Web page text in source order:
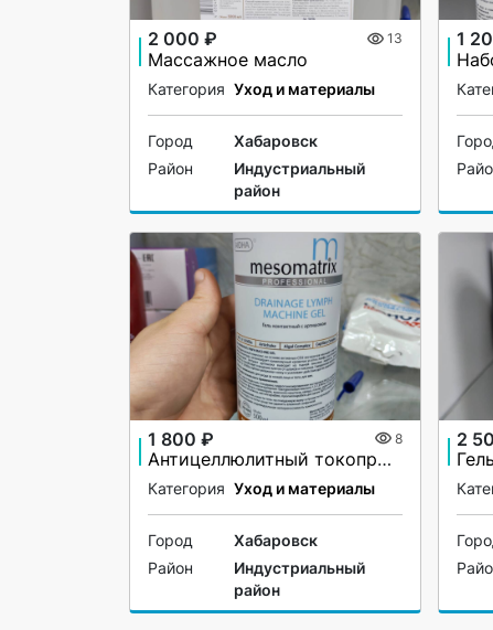
2 000 ₽ 13
Массажное масло
Категория Уход и материалы
Город
Хабаровск
Район
Индустриальный
район
1
1 800 ₽ 8
Антицеллюлитный токопроводящий гель
Категория Уход и материалы
Город
Хабаровск
Район
Индустриальный
район
2